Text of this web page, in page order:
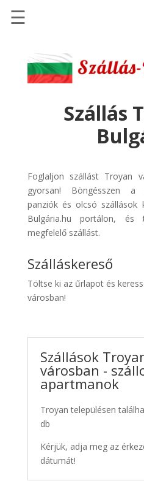
Szállások
Repülőjegy
pénzvisszatérítéssel
Discover
Cars
Transzfer
Kiwi
Taxi
☰
Szállás
Foglaljon szállást Troyan
gyorsan! Böngésszen a
panziók és olcsó szállások
Bulgária.hu portálon,
megfelelő szállást.
Szálláskereső
Töltse ki az űrlapot és
városban!
Szállások
városban -
apartmanok
Troyan településen
db
Kérjük, adja meg az
dátumát!